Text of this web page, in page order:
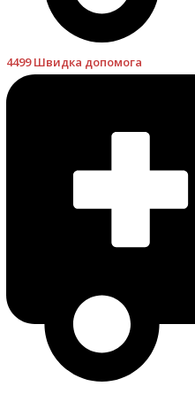
4499 Швидка допомога